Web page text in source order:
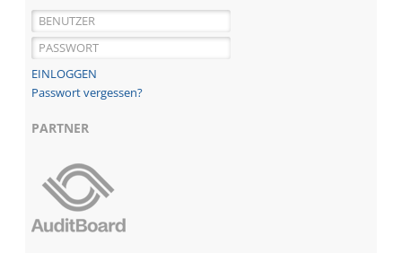
Passwort vergessen?
PARTNER